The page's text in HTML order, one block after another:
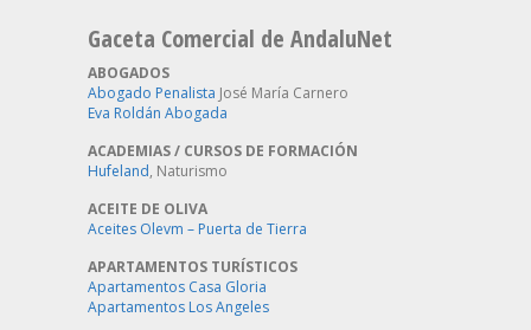
Gaceta Comercial de AndaluNet
ABOGADOS
Abogado Penalista José María Carnero
Eva Roldán Abogada
ACADEMIAS / CURSOS DE FORMACIÓN
Hufeland, Naturismo
ACEITE DE OLIVA
Aceites Olevm – Puerta de Tierra
APARTAMENTOS TURÍSTICOS
Apartamentos Casa Gloria
Apartamentos Los Angeles